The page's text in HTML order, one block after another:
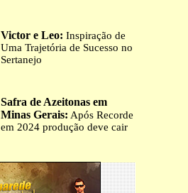
Victor e Leo: Inspiração de
Uma Trajetória de Sucesso no
Sertanejo
Safra de Azeitonas em
Minas Gerais: Após Recorde
em 2024 produção deve cair